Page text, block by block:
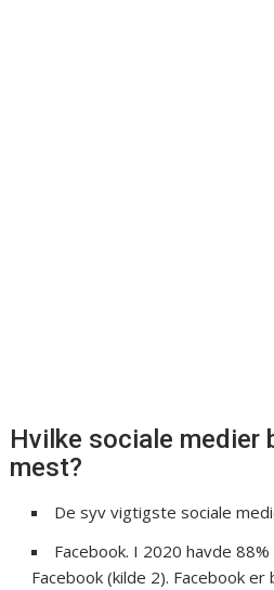
Hvilke sociale medier
mest?
De syv vigtigste sociale
Facebook. I 2020 havde
Facebook (kilde 2). Facebook